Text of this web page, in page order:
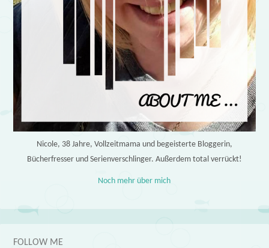
Nicole, 38 Jahre, Vollzeitmama und begeisterte Bloggerin,
Bücherfresser und Serienverschlinger. Außerdem total verrückt!
Noch mehr über mich
FOLLOW ME